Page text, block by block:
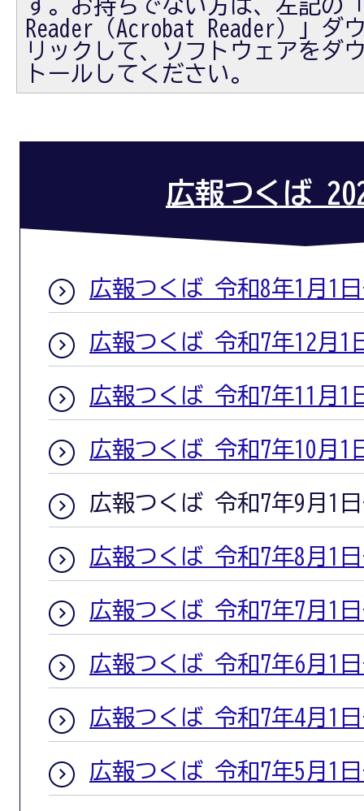
Reader（Acrobat Reader）」ダ
リックして、ソフトウェアをダ
トールしてください。
広報つくば
広報つくば 令和8年1月1
広報つくば 令和7年12月1
広報つくば 令和7年11月1
広報つくば 令和7年10月1
広報つくば 令和7年9月1
広報つくば 令和7年8月1
広報つくば 令和7年7月1
広報つくば 令和7年6月1
広報つくば 令和7年4月1
広報つくば 令和7年5月1